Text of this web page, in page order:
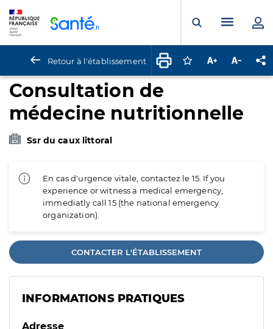
Ouvrir laMenu
Retour à l'établissement Connectez-vous
Augmenter la
Consultation de
médecine nutritionnelle
Ssr du caux littoral
En cas d'urgence vitale, contactez le 15. If you
experience or witness a medical emergency,
immediatly call 15 (the national emergency
organization).
CONTACTER L'ÉTABLISSEMENT
INFORMATIONS PRATIQUES
Adresse